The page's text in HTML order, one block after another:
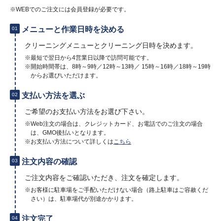
※WEBでのご注文には会員登録が必要です。
01 メニューと作業日時を決める
クリーニングメニューとクリーニング日時を決めます。
※最短で翌日から4営業日以降で訪問可能です。
※開始時間帯は、8時～9時／12時～13時／ 15時～16時／18時～19時
からお選びいただけます。
02 支払い方法を選ぶ
ご希望のお支払い方法をお選び下さい。
※Web注文の場合は、クレジットカード、お電話でのご注文の場合
は、GMO後払いとなります。
※お支払い方法について詳しくはこちら
03 注文内容の確認
ご注文内容をご確認いただき、注文を確定します。
※お客様に駐車場をご手配いただけない場合（路上駐車はご容赦くだ
さい）は、駐車場代が別途かかります。
04 注文完了